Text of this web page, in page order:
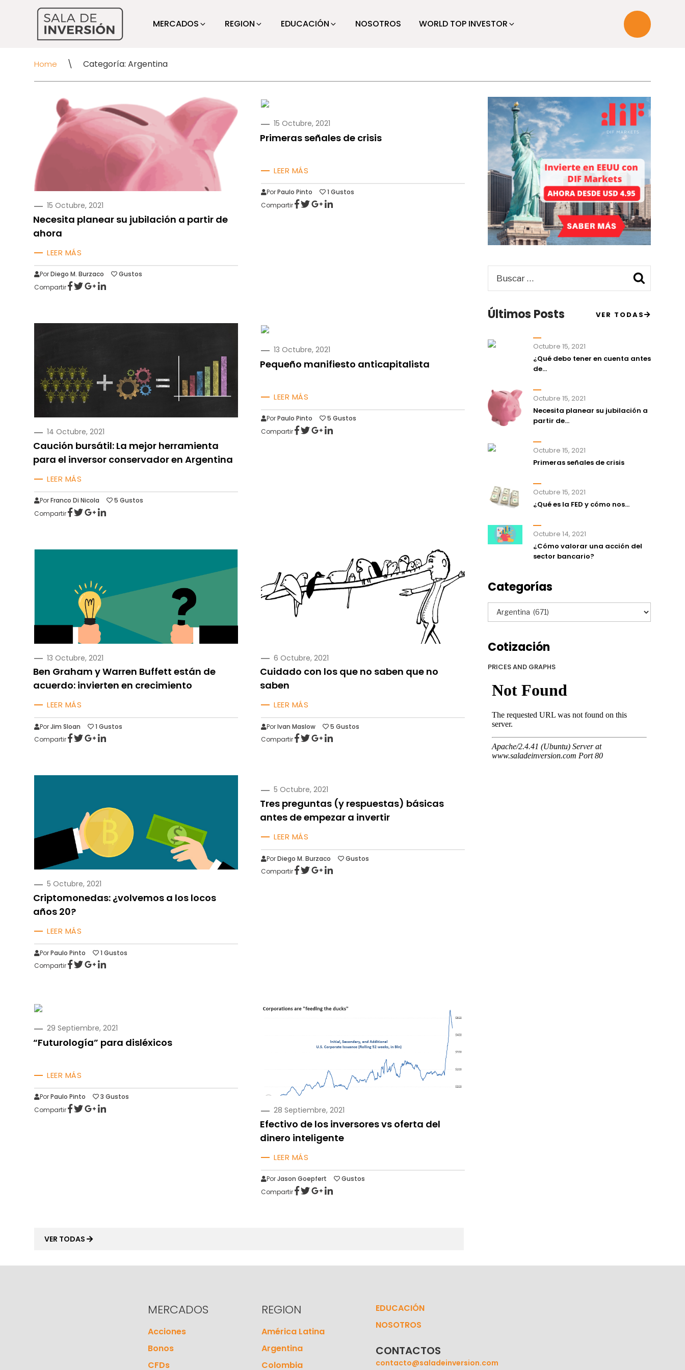
MERCADOS REGION EDUCACIÓN NOSOTROS WORLD TOP INVESTOR
Home \ Categoría: Argentina
PUBLICADO
15 Octubre, 2021
Necesita planear su jubilación a partir de
ahora
LEER MÁS
PorDiego M. Burzaco
Gustos
Compartir
PUBLICADO
15 Octubre, 2021
Primeras señales de crisis
LEER MÁS
PorPaulo Pinto 1 Gustos
Compartir
PUBLICADO
14 Octubre, 2021
Caución bursátil: La mejor herramienta
para el inversor conservador en Argentina
LEER MÁS
PorFranco Di Nicola 5 Gustos
Compartir
PUBLICADO
13 Octubre, 2021
Pequeño manifiesto anticapitalista
LEER MÁS
PorPaulo Pinto 5 Gustos
Compartir
PUBLICADO
13 Octubre, 2021
Ben Graham y Warren Buffett están de
acuerdo: invierten en crecimiento
LEER MÁS
PorJim Sloan 1 Gustos
Compartir
PUBLICADO
6 Octubre, 2021
Cuidado con los que no saben que no
saben
LEER MÁS
PorIvan Maslow 5 Gustos
Compartir
PUBLICADO
5 Octubre, 2021
Criptomonedas: ¿volvemos a los locos
años 20?
LEER MÁS
PorPaulo Pinto 1 Gustos
Compartir
PUBLICADO
5 Octubre, 2021
Tres preguntas (y respuestas) básicas
antes de empezar a invertir
LEER MÁS
PorDiego M. Burzaco
Gustos
Compartir
PUBLICADO
29 Septiembre, 2021
“Futurología” para disléxicos
LEER MÁS
PorPaulo Pinto 3 Gustos
Compartir
PUBLICADO
28 Septiembre, 2021
Efectivo de los inversores vs oferta del
dinero inteligente
LEER MÁS
PorJason Goepfert
Gustos
Compartir
VER TODAS
por:
Últimos Posts VER TODAS
Octubre 15, 2021
¿Qué debo tener en cuenta antes
de...
Octubre 15, 2021
Necesita planear su jubilación a
partir de...
Octubre 15, 2021
Primeras señales de crisis
Octubre 15, 2021
¿Qué es la FED y cómo nos...
Octubre 14, 2021
¿Cómo valorar una acción del
sector bancario?
Categorías
Categorías
Cotización
PRICES AND GRAPHS
MERCADOS
Acciones
Bonos
CFDs
REGION
América Latina
Argentina
Colombia
EDUCACIÓN
NOSOTROS
CONTACTOS
contacto@saladeinversion.com